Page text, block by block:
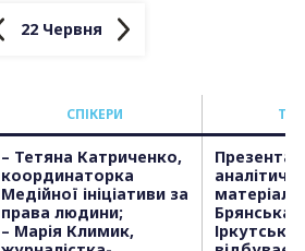
22 Червня
СПІКЕРИ
– Тетяна Катриченко,
координаторка
Медійної ініціативи за
права людини;
– Марія Климик,
Брянська